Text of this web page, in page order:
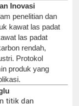
Inovasi
penelitian dan
kawat las padat
las padat
rendah,
Protokol
produk yang
titik dan